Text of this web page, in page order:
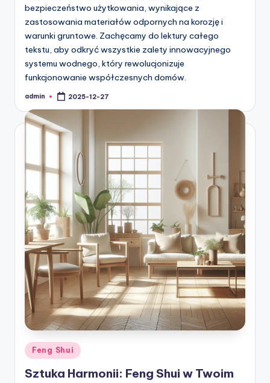
bezpieczeństwo użytkowania, wynikające z
zastosowania materiałów odpornych na korozję i
warunki gruntowe. Zachęcamy do lektury całego
tekstu, aby odkryć wszystkie zalety innowacyjnego
systemu wodnego, który rewolucjonizuje
funkcjonowanie współczesnych domów.
Posted
admin 2025-12-27
Posted
Feng Shui
Sztuka Harmonii: Feng Shui w Twoim